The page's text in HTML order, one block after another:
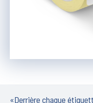
«Derrière chaque